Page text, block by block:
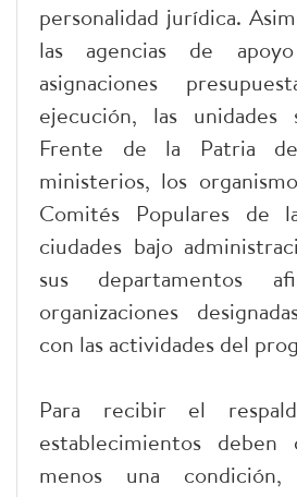
personalidad jurídica.
las agencias de
asignaciones
ejecución, las unidades
Frente de la Patria
ministerios, los
Comités Populares de
ciudades bajo
sus departamentos
organizaciones
con las actividades del
Para recibir el
establecimientos
menos una